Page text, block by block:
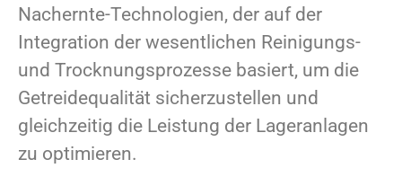
Nachernte-Technologien, der auf der
Integration der wesentlichen Reinigungs-
und Trocknungsprozesse basiert, um die
Getreidequalität sicherzustellen und
gleichzeitig die Leistung der Lageranlagen
zu optimieren.